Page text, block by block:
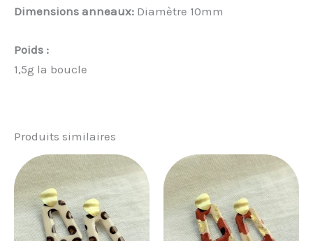
Dimensions anneaux: Diamètre 10mm
Poids :
1,5g la boucle
Produits similaires